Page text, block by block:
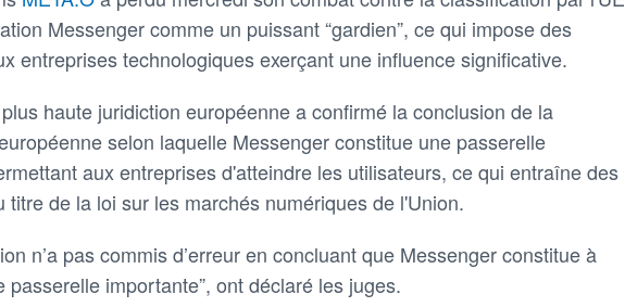
Messenger comme un puissant “gardien”, ce qui impose des
entreprises technologiques exerçant une influence significative.
haute juridiction européenne a confirmé la conclusion de la
selon laquelle Messenger constitue une passerelle
aux entreprises d'atteindre les utilisateurs, ce qui entraîne des
titre de la loi sur les marchés numériques de l'Union.
n’a pas commis d’erreur en concluant que Messenger constitue à
passerelle importante”, ont déclaré les juges.